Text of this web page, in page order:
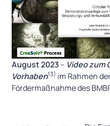
August 2023– Video zum
Vorhaben13) im Rahmen
Fördermaßnahme des